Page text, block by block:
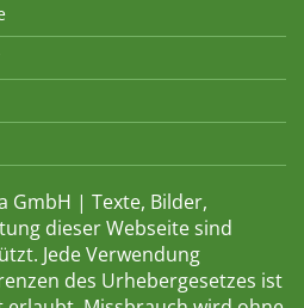
GmbH | Texte, Bilder,
dieser Webseite sind
Jede Verwendung
des Urhebergesetzes ist